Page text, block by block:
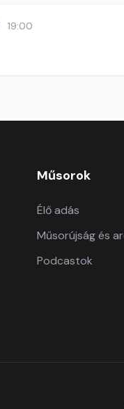
19:00
Műsorok
Élő adás
Műsorújság és
Podcastok